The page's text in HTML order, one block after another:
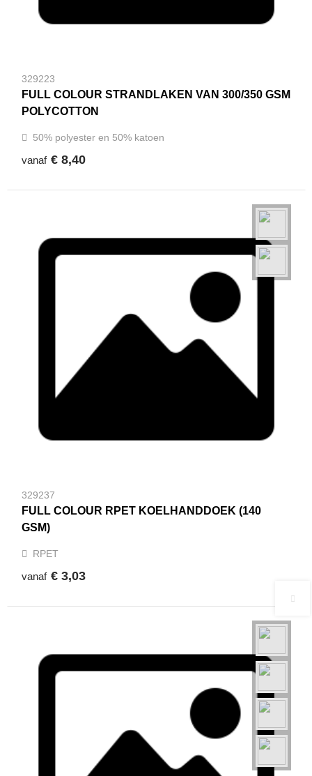
329223
FULL COLOUR STRANDLAKEN VAN 300/350 GSM
POLYCOTTON
50% polyester en 50% katoen
vanaf € 8,40
329237
FULL COLOUR RPET KOELHANDDOEK (140
GSM)
RPET
vanaf € 3,03